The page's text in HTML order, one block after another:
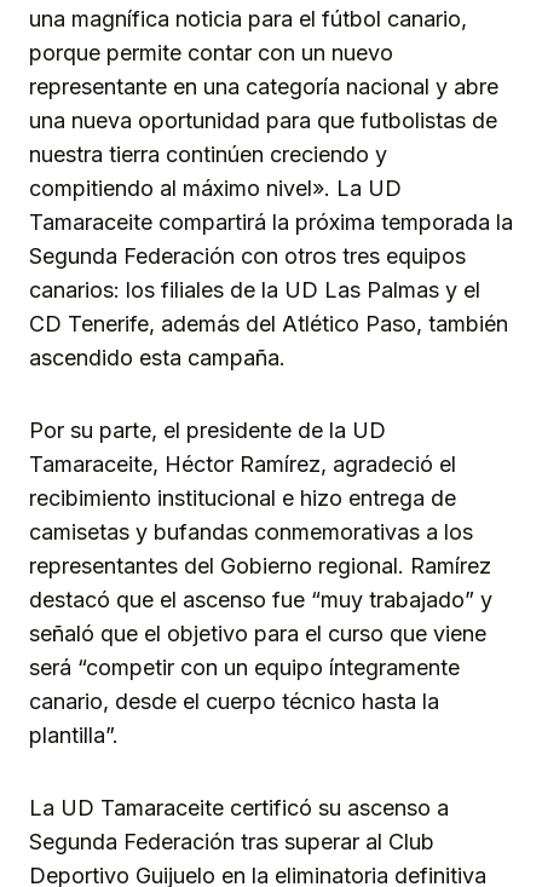
una magnífica noticia para el fútbol canario,
porque permite contar con un nuevo
representante en una categoría nacional y abre
una nueva oportunidad para que futbolistas de
nuestra tierra continúen creciendo y
compitiendo al máximo nivel». La UD
Tamaraceite compartirá la próxima temporada la
Segunda Federación con otros tres equipos
canarios: los filiales de la UD Las Palmas y el
CD Tenerife, además del Atlético Paso, también
ascendido esta campaña.
Por su parte, el presidente de la UD
Tamaraceite, Héctor Ramírez, agradeció el
recibimiento institucional e hizo entrega de
camisetas y bufandas conmemorativas a los
representantes del Gobierno regional. Ramírez
destacó que el ascenso fue “muy trabajado” y
señaló que el objetivo para el curso que viene
será “competir con un equipo íntegramente
canario, desde el cuerpo técnico hasta la
plantilla”.
La UD Tamaraceite certificó su ascenso a
Segunda Federación tras superar al Club
Deportivo Guijuelo en la eliminatoria definitiva